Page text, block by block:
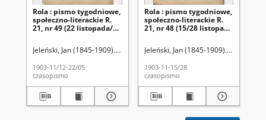
Rola : pismo tygodniowe,
społeczno-literackie R.
21, nr 49 (22 listopada/5
Jeleński, Jan (1845-1909). Red.
1903-11/12-22/05
czasopismo
Rola : pismo tygodniowe,
społeczno-literackie R.
21, nr 48 (15/28 listopada
Jeleński, Jan (1845-1909). Red.
1903-11-15/28
czasopismo